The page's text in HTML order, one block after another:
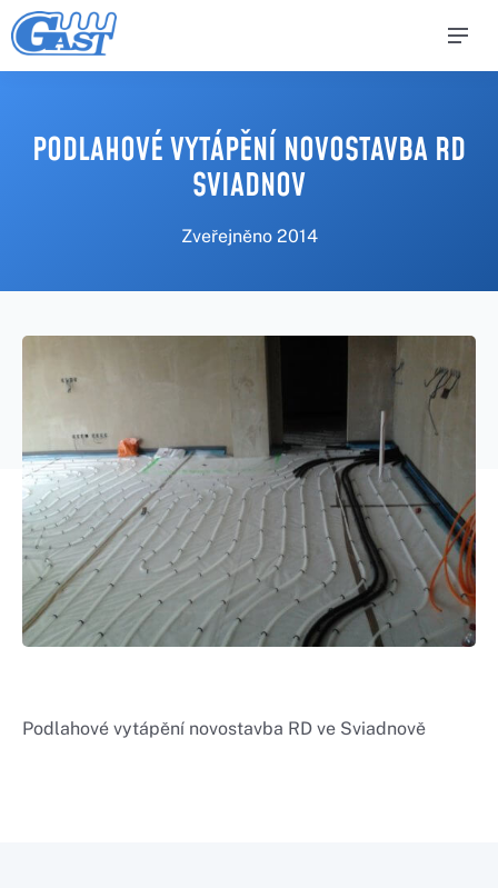
PODLAHOVÉ VYTÁPĚNÍ NOVOSTAVBA RD
SVIADNOV
Zveřejněno 2014
Podlahové vytápění novostavba RD ve Sviadnově